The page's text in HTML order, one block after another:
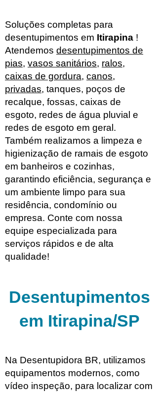
Soluções completas para
desentupimentos em Itirapina !
Atendemos desentupimentos de
pias, vasos sanitários, ralos,
caixas de gordura, canos,
privadas, tanques, poços de
recalque, fossas, caixas de
esgoto, redes de água pluvial e
redes de esgoto em geral.
Também realizamos a limpeza e
higienização de ramais de esgoto
em banheiros e cozinhas,
garantindo eficiência, segurança e
um ambiente limpo para sua
residência, condomínio ou
empresa. Conte com nossa
equipe especializada para
serviços rápidos e de alta
qualidade!
Desentupimentos
em Itirapina/SP
Na Desentupidora BR, utilizamos
equipamentos modernos, como
vídeo inspeção, para localizar com